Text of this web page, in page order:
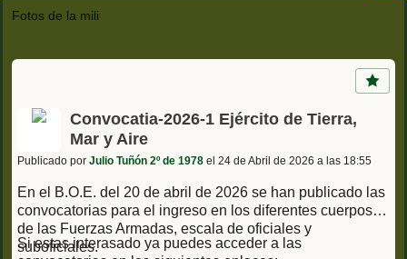
Fotos de la mili
Convocatia-2026-1 Ejército de Tierra,
Mar y Aire
Publicado por Julio Tuñón 2º de 1978 el 24 de Abril de 2026 a las 18:55
En el B.O.E. del 20 de abril de 2026 se han publicado las
convocatorias para el ingreso en los diferentes cuerpos
de las Fuerzas Armadas, escala de oficiales y
suboficiales.
Si estas interasado ya puedes acceder a las